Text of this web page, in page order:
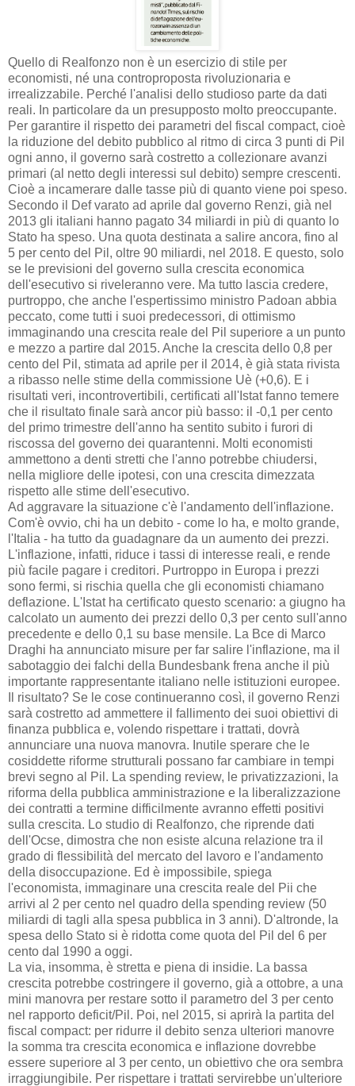
Quello di Realfonzo non è un esercizio di stile per
economisti, né una controproposta rivoluzionaria e
irrealizzabile. Perché l'analisi dello studioso parte da dati
reali. In particolare da un presupposto molto preoccupante.
Per garantire il rispetto dei parametri del fiscal compact, cioè
la riduzione del debito pubblico al ritmo di circa 3 punti di Pil
ogni anno, il governo sarà costretto a collezionare avanzi
primari (al netto degli interessi sul debito) sempre crescenti.
Cioè a incamerare dalle tasse più di quanto viene poi speso.
Secondo il Def varato ad aprile dal governo Renzi, già nel
2013 gli italiani hanno pagato 34 miliardi in più di quanto lo
Stato ha speso. Una quota destinata a salire ancora, fino al
5 per cento del Pil, oltre 90 miliardi, nel 2018. E questo, solo
se le previsioni del governo sulla crescita economica
dell'esecutivo si riveleranno vere. Ma tutto lascia credere,
purtroppo, che anche l'espertissimo ministro Padoan abbia
peccato, come tutti i suoi predecessori, di ottimismo
immaginando una crescita reale del Pil superiore a un punto
e mezzo a partire dal 2015. Anche la crescita dello 0,8 per
cento del Pil, stimata ad aprile per il 2014, è già stata rivista
a ribasso nelle stime della commissione Uè (+0,6). E i
risultati veri, incontrovertibili, certificati all'Istat fanno temere
che il risultato finale sarà ancor più basso: il -0,1 per cento
del primo trimestre dell'anno ha sentito subito i furori di
riscossa del governo dei quarantenni. Molti economisti
ammettono a denti stretti che l'anno potrebbe chiudersi,
nella migliore delle ipotesi, con una crescita dimezzata
rispetto alle stime dell'esecutivo.
Ad aggravare la situazione c'è l'andamento dell'inflazione.
Com'è ovvio, chi ha un debito - come lo ha, e molto grande,
l'Italia - ha tutto da guadagnare da un aumento dei prezzi.
L'inflazione, infatti, riduce i tassi di interesse reali, e rende
più facile pagare i creditori. Purtroppo in Europa i prezzi
sono fermi, si rischia quella che gli economisti chiamano
deflazione. L'Istat ha certificato questo scenario: a giugno ha
calcolato un aumento dei prezzi dello 0,3 per cento sull'anno
precedente e dello 0,1 su base mensile. La Bce di Marco
Draghi ha annunciato misure per far salire l'inflazione, ma il
sabotaggio dei falchi della Bundesbank frena anche il più
importante rappresentante italiano nelle istituzioni europee.
Il risultato? Se le cose continueranno così, il governo Renzi
sarà costretto ad ammettere il fallimento dei suoi obiettivi di
finanza pubblica e, volendo rispettare i trattati, dovrà
annunciare una nuova manovra. Inutile sperare che le
cosiddette riforme strutturali possano far cambiare in tempi
brevi segno al Pil. La spending review, le privatizzazioni, la
riforma della pubblica amministrazione e la liberalizzazione
dei contratti a termine difficilmente avranno effetti positivi
sulla crescita. Lo studio di Realfonzo, che riprende dati
dell'Ocse, dimostra che non esiste alcuna relazione tra il
grado di flessibilità del mercato del lavoro e l'andamento
della disoccupazione. Ed è impossibile, spiega
l'economista, immaginare una crescita reale del Pii che
arrivi al 2 per cento nel quadro della spending review (50
miliardi di tagli alla spesa pubblica in 3 anni). D'altronde, la
spesa dello Stato si è ridotta come quota del Pil del 6 per
cento dal 1990 a oggi.
La via, insomma, è stretta e piena di insidie. La bassa
crescita potrebbe costringere il governo, già a ottobre, a una
mini manovra per restare sotto il parametro del 3 per cento
nel rapporto deficit/Pil. Poi, nel 2015, si aprirà la partita del
fiscal compact: per ridurre il debito senza ulteriori manovre
la somma tra crescita economica e inflazione dovrebbe
essere superiore al 3 per cento, un obiettivo che ora sembra
irraggiungibile. Per rispettare i trattati servirebbe un'ulteriore